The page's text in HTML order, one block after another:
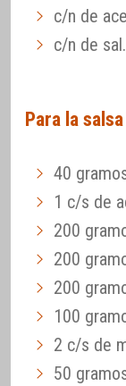
c/n de
c/n de sal.
Para la
40
1 c/s de
200
200
200
100
2 c/s de
50